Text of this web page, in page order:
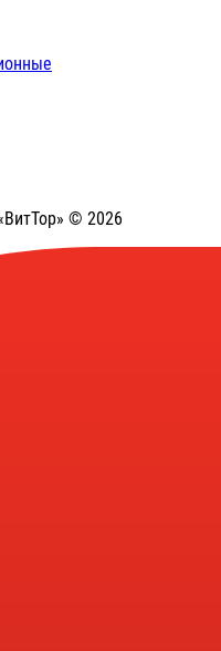
© 2026